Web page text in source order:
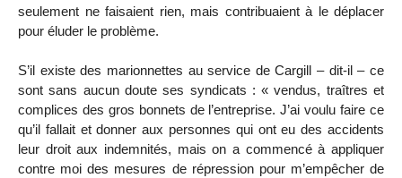
seulement ne faisaient rien, mais contribuaient à le déplacer
pour éluder le problème.
S’il existe des marionnettes au service de Cargill – dit-il – ce
sont sans aucun doute ses syndicats : « vendus, traîtres et
complices des gros bonnets de l’entreprise. J’ai voulu faire ce
qu’il fallait et donner aux personnes qui ont eu des accidents
leur droit aux indemnités, mais on a commencé à appliquer
contre moi des mesures de répression pour m’empêcher de